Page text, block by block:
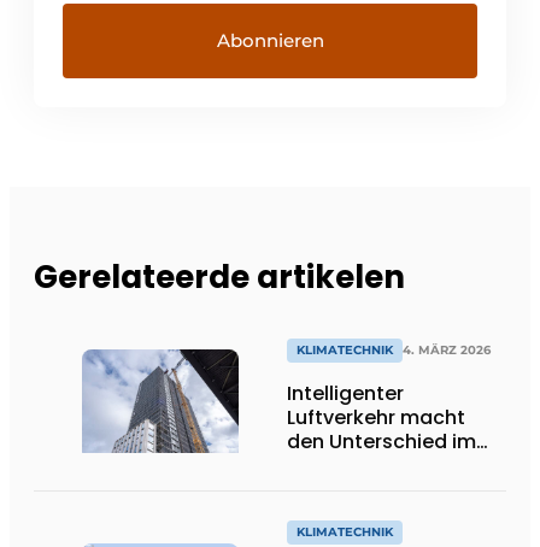
Gerelateerde artikelen
KLIMATECHNIK 4. MÄRZ 2026
Intelligenter
Luftverkehr macht
den Unterschied im
KLIMATECHNIK